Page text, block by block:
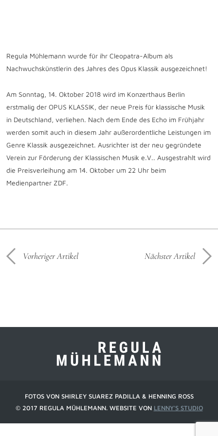
Regula Mühlemann wurde für ihr Cleopatra-Album als
Nachwuchskünstlerin des Jahres desOpus Klassik ausgezeichnet!
Am Sonntag, 14. Oktober 2018 wird im Konzerthaus Berlin
erstmalig der OPUS KLASSIK, der neue Preis für klassische Musik
in Deutschland, verliehen. Nach dem Ende des Echo im Frühjahr
werden somit auch in diesem Jahr außerordentliche Leistungen im
Genre Klassik ausgezeichnet. Ausrichter ist der neu gegründete
Verein zur Förderung der Klassischen Musik e.V.. Ausgestrahlt wird
die Preisverleihung am 14. Oktober um 22 Uhr beim
Medienpartner ZDF.
Vorheriger Artikel Nächster Artikel
FOTOS VON SHIRLEY SUAREZ PADILLA & HENNING ROSS
© 2017 REGULA MÜHLEMANN. WEBSITE VON LENNY'S STUDIO